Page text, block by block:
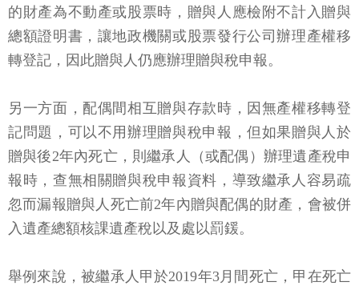
的財產為不動產或股票時，贈與人應檢附不計入贈與
總額證明書，讓地政機關或股票發行公司辦理產權移
轉登記，因此贈與人仍應辦理贈與稅申報。
另一方面，配偶間相互贈與存款時，因無產權移轉登
記問題，可以不用辦理贈與稅申報，但如果贈與人於
贈與後2年內死亡，則繼承人（或配偶）辦理遺產稅申
報時，查無相關贈與稅申報資料，導致繼承人容易疏
忽而漏報贈與人死亡前2年內贈與配偶的財產，會被併
入遺產總額核課遺產稅以及處以罰鍰。
舉例來說，被繼承人甲於2019年3月間死亡，甲在死亡